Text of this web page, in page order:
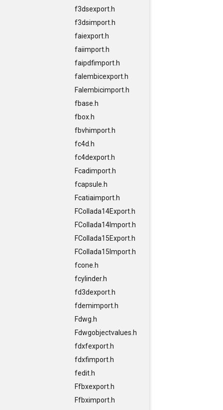
f3dsexport.h
f3dsimport.h
faiexport.h
faiimport.h
faipdfimport.h
falembicexport.h
Falembicimport.h
fbase.h
fbox.h
fbvhimport.h
fc4d.h
fc4dexport.h
Fcadimport.h
fcapsule.h
Fcatiaimport.h
FCollada14Export.h
FCollada14Import.h
FCollada15Export.h
FCollada15Import.h
fcone.h
fcylinder.h
fd3dexport.h
fdemimport.h
Fdwg.h
Fdwgobjectvalues.h
fdxfexport.h
fdxfimport.h
fedit.h
Ffbxexport.h
Ffbximport.h